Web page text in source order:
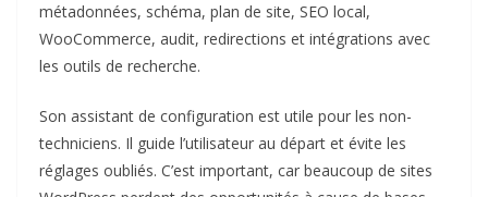
métadonnées, schéma, plan de site, SEO local,
WooCommerce, audit, redirections et intégrations avec
les outils de recherche.
Son assistant de configuration est utile pour les non-
techniciens. Il guide l’utilisateur au départ et évite les
réglages oubliés. C’est important, car beaucoup de sites